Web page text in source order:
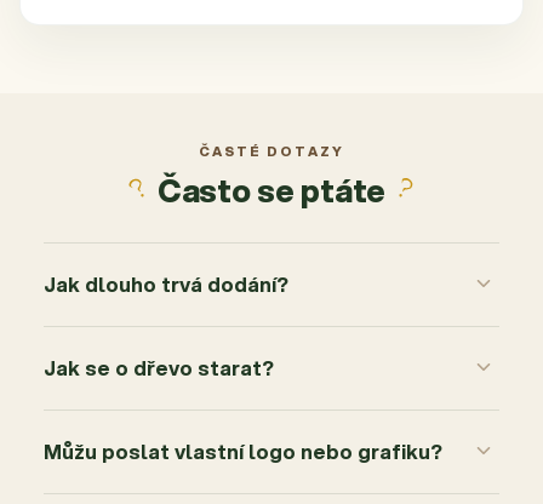
ČASTÉ DOTAZY
Často se ptáte
Jak dlouho trvá dodání?
Jak se o dřevo starat?
Můžu poslat vlastní logo nebo grafiku?